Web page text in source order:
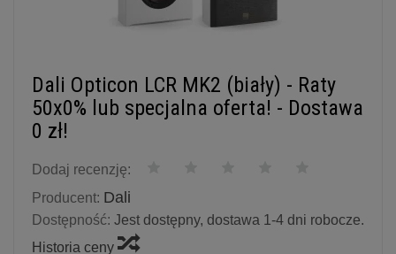
Dali Opticon LCR MK2 (biały) - Raty
50x0% lub specjalna oferta! - Dostawa
0 zł!
Dodaj recenzję:
Producent: Dali
Dostępność: Jest dostępny, dostawa 1-4 dni robocze.
Historia ceny